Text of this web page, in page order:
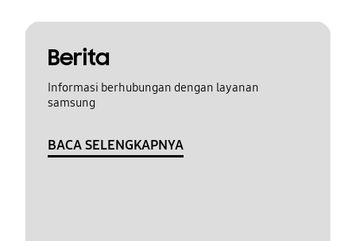
Berita
Informasi berhubungan dengan layanan
samsung
BACA SELENGKAPNYA